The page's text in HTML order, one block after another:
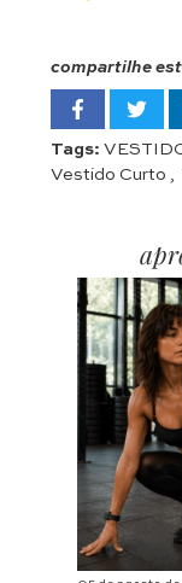
compartilhe
Tags:
Vestido Curto ,